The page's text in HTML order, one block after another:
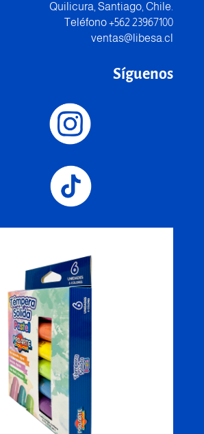
Quilicura, Santiago, Chile.
Teléfono +562 23967100
ventas@libesa.cl
Síguenos